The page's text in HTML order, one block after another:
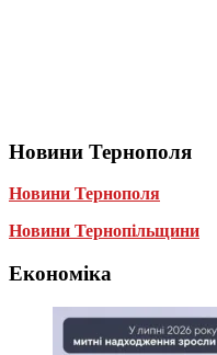
Новини Тернополя
Новини Тернополя
Новини Тернопільщини
Економіка